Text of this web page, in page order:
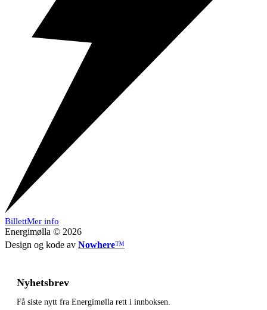
BillettMer info
Energimølla © 2026
Design og kode av Nowhere™
Nyhetsbrev
Få siste nytt fra Energimølla rett i innboksen.